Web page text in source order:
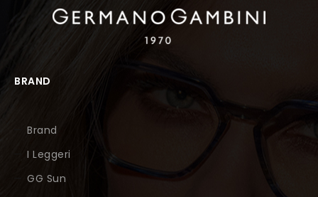
BRAND
Brand
I Leggeri
GG Sun